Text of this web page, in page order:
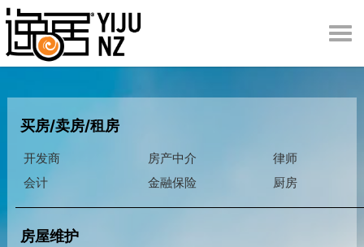
买房/卖房/租房
开发商 房产中介
律师
会计
金融保险 厨房
房屋维护